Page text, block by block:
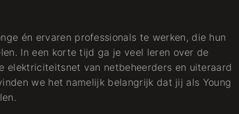
én ervaren professionals te werken, die hun
In een korte tijd ga je veel leren over de
elektriciteitsnet van netbeheerders en uiteraard
we het namelijk belangrijk dat jij als Young